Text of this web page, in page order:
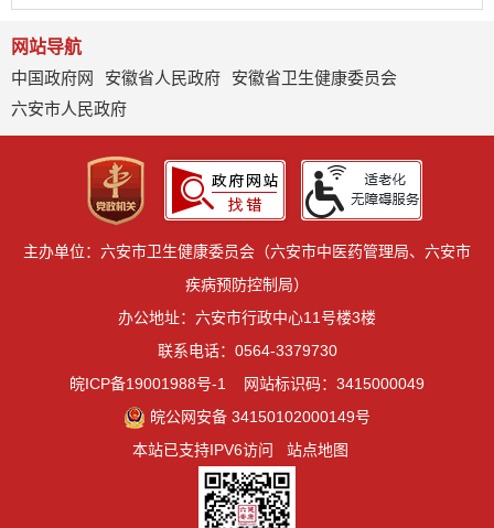
网站导航
中国政府网
安徽省人民政府
安徽省卫生健康委员会
六安市人民政府
主办单位：六安市卫生健康委员会（六安市中医药管理局、六安市
疾病预防控制局）
办公地址：六安市行政中心11号楼3楼
联系电话：0564-3379730
皖ICP备19001988号-1
网站标识码：3415000049
皖公网安备 34150102000149号
本站已支持IPV6访问
站点地图